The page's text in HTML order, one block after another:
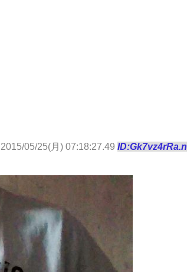
05/25(月) 07:18:27.49 ID:Gk7vz4rRa.n